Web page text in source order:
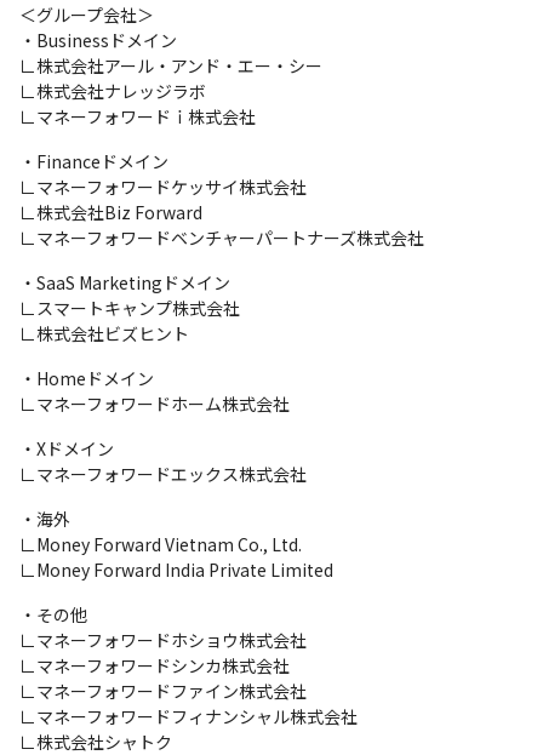
＜グループ会社＞
・Businessドメイン
∟株式会社アール・アンド・エー・シー
∟株式会社ナレッジラボ
∟マネーフォワードｉ株式会社
・Financeドメイン
∟マネーフォワードケッサイ株式会社
∟株式会社Biz Forward
∟マネーフォワードベンチャーパートナーズ株式会社
・SaaS Marketingドメイン
∟スマートキャンプ株式会社
∟株式会社ビズヒント
・Homeドメイン
∟マネーフォワードホーム株式会社
・Xドメイン
∟マネーフォワードエックス株式会社
・海外
∟Money Forward Vietnam Co., Ltd.
∟Money Forward India Private Limited
・その他
∟マネーフォワードホショウ株式会社
∟マネーフォワードシンカ株式会社
∟マネーフォワードファイン株式会社
∟マネーフォワードフィナンシャル株式会社
∟株式会社シャトク